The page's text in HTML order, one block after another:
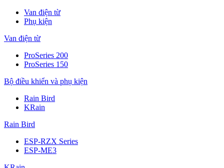
Van điện từ
Phụ kiện
Van điện từ
ProSeries 200
ProSeries 150
Bộ điều khiển và phụ kiện
Rain Bird
KRain
Rain Bird
ESP-RZX Series
ESP-ME3